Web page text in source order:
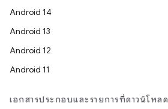
Android 14
Android 13
Android 12
Android 11
เอกสารประกอบและรายการที่ดาวน์โหลด